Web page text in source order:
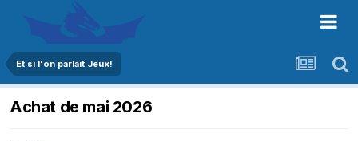
Et si l'on parlait Jeux!
Achat de mai 2026